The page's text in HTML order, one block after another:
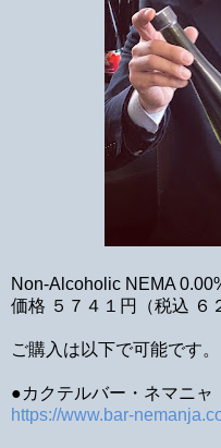
Non-Alcoholic NEMA
価格 ５７４１円（税込 ６
ご購入は以下で可能です。
●カクテルバー・ネマニ
https://www.bar-